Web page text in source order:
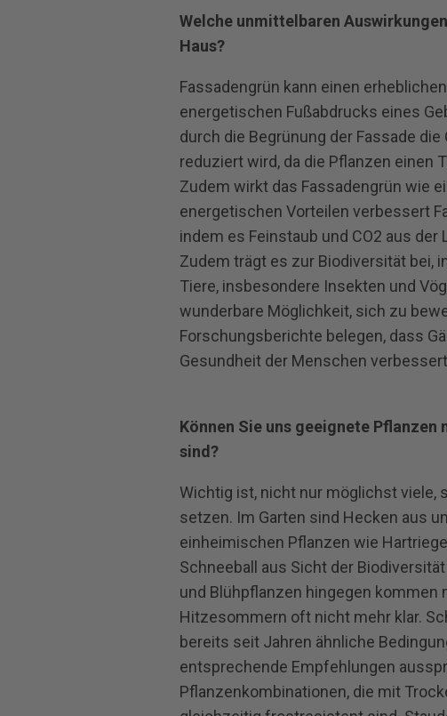
Welche unmittelbaren
Haus?
Fassadengrün kann einen
energetischen Fußabdrucks eines
durch die Begrünung der Fassade
reduziert wird, da die Pflanzen einen
Zudem wirkt das Fassadengrün wie
energetischen Vorteilen verbessert
indem es Feinstaub und CO2 aus
Zudem trägt es zur Biodiversität bei,
Tiere, insbesondere Insekten und
wunderbare Möglichkeit, sich zu
Forschungsberichte belegen, dass
Gesundheit der Menschen
Können Sie uns geeignete
sind?
Wichtig ist, nicht nur möglichst viele,
setzen. Im Garten sind Hecken aus
einheimischen Pflanzen wie
Schneeball aus Sicht der
und Blühpflanzen hingegen kommen
Hitzesommern oft nicht mehr klar.
bereits seit Jahren ähnliche
entsprechende Empfehlungen
Pflanzenkombinationen, die mit